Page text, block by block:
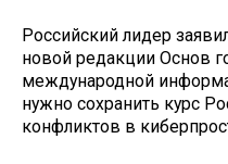
Российский лидер
новой редакции Основ
международной
нужно сохранить курс
конфликтов в